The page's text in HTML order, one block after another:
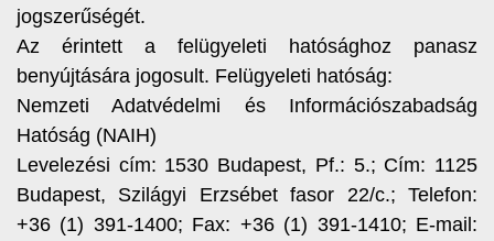
jogszerűségét.
Az érintett a felügyeleti hatósághoz panasz
benyújtására jogosult. Felügyeleti hatóság:
Nemzeti Adatvédelmi és Információszabadság
Hatóság (NAIH)
Levelezési cím: 1530 Budapest, Pf.: 5.; Cím: 1125
Budapest, Szilágyi Erzsébet fasor 22/c.; Telefon:
+36 (1) 391-1400; Fax: +36 (1) 391-1410; E-mail: